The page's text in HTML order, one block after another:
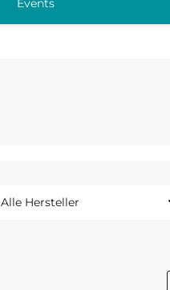
Events
Alle Hersteller